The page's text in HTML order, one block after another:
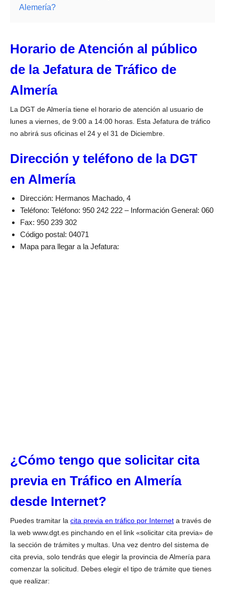
Alemería?
Horario de Atención al público
de la Jefatura de Tráfico de
Almería
La DGT de Almería tiene el horario de atención al usuario de
lunes a viernes, de 9:00 a 14:00 horas. Esta Jefatura de tráfico
no abrirá sus oficinas el 24 y el 31 de Diciembre.
Dirección y teléfono de la DGT
en Almería
Dirección: Hermanos Machado, 4
Teléfono: Teléfono: 950 242 222 – Información General: 060
Fax: 950 239 302
Código postal: 04071
Mapa para llegar a la Jefatura:
¿Cómo tengo que solicitar cita
previa en Tráfico en Almería
desde Internet?
Puedes tramitar la cita previa en tráfico por Internet a través de
la web www.dgt.es pinchando en el link «solicitar cita previa» de
la sección de trámites y multas. Una vez dentro del sistema de
cita previa, solo tendrás que elegir la provincia de Almería para
comenzar la solicitud. Debes elegir el tipo de trámite que tienes
que realizar: